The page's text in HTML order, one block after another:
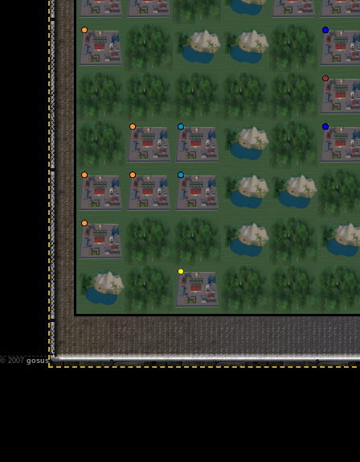
© 2007 gosus.net-Impressum-Nutzungsbedingungen-Datenschutz